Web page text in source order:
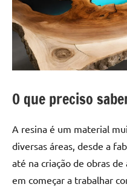
passo
criatividade
da
resina.
Explore
e
sobre
mesa
de
madeira
O que preciso
A resina é um material
diversas áreas, desde a
até na criação de obras
em começar a trabalhar